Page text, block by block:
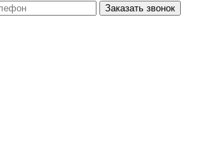
Заказать звонок